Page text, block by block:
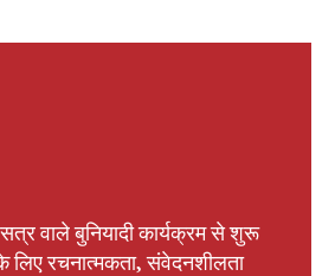
वाले बुनियादी कार्यक्रम से शुरू
लिए रचनात्मकता, संवेदनशीलता